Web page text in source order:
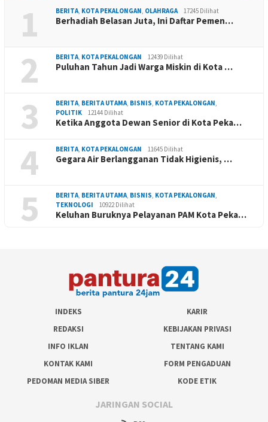
1 BERITA KOTA PEKALONGAN OLAHRAGA 17245 Dilihat
Berhadiah Belasan Juta, Ini Daftar Pemen…
2 BERITA KOTA PEKALONGAN 12439 Dilihat
Puluhan Tahun Jadi Warga Miskin di Kota …
3 BERITA BERITA UTAMA BISNIS KOTA PEKALONGAN
POLITIK
12144 Dilihat
Ketika Anggota Dewan Senior di Kota Peka…
4 BERITA KOTA PEKALONGAN 11645 Dilihat
Gegara Air Berlangganan Tidak Higienis, …
5 BERITA BERITA UTAMA BISNIS KOTA PEKALONGAN
TEKNOLOGI
10922 Dilihat
Keluhan Buruknya Pelayanan PAM Kota Peka…
INDEKS
KARIR
REDAKSI
KEBIJAKAN PRIVASI
INFO IKLAN
TENTANG KAMI
KONTAK KAMI
FORM PENGADUAN
PEDOMAN MEDIA SIBER
KODE ETIK
JARINGAN SOCIAL